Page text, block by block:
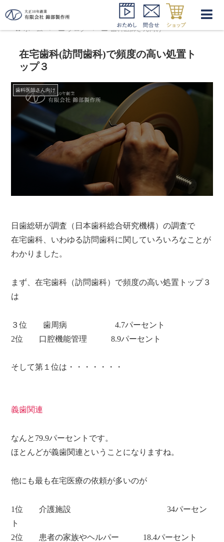
ホーム ブログ 歯科医師さん向け
在宅歯科(訪問歯科)で頻度の高い処置ト
ップ３
歯科医師さん向け
日歯総研が調査（日本歯科総合研究機構）の調査で
在宅歯科、いわゆる訪問歯科に関していろいろなことが
わかりました。
まず、在宅歯科（訪問歯科）で頻度の高い処置トップ３
は
３位 歯周病 4.7パーセント
2位 口腔機能管理 8.9パーセント
そして第１位は・・・・・・・
義歯関連
なんと79.9パーセントです。
ほとんどが義歯関連ということになりますね。
他にも最も在宅医療の依頼が多いのが
1位 介護施設 34パーセン
ト
2位 患者の家族やヘルパー 18.4パーセント